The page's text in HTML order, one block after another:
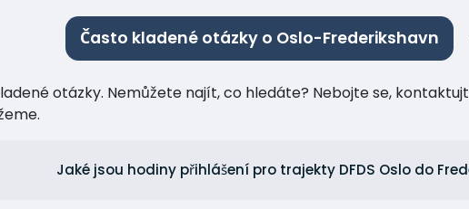
Často kladené otázky o Oslo-Frederikshavn
otázky. Nemůžete najít, co hledáte? Nebojte se,
Jaké jsou hodiny přihlášení pro trajekty DFDS Oslo do